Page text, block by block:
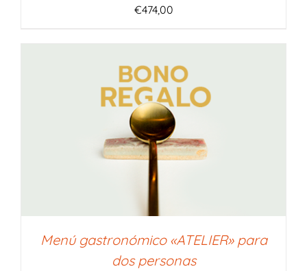
€474,00
Menú gastronómico «ATELIER» para
dos personas